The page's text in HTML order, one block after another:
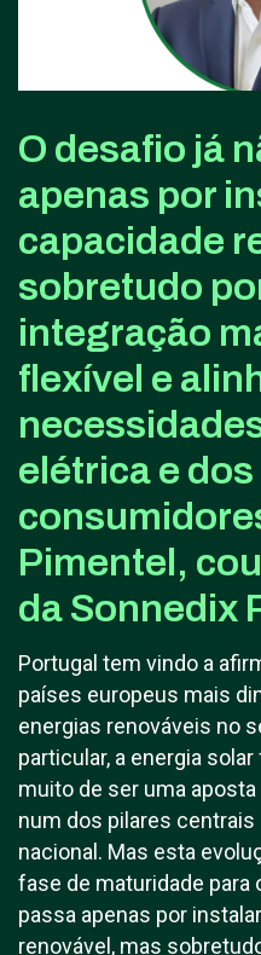
O desafio já
apenas por
capacidade
sobretudo
integração
flexível e
elétrica e dos
Pimentel,
da Sonnedix
Portugal tem vindo a
países europeus mais
energias renováveis no
particular, a energia
muito de ser uma
num dos pilares
nacional. Mas esta
fase de maturidade para
passa apenas por
renovável, mas